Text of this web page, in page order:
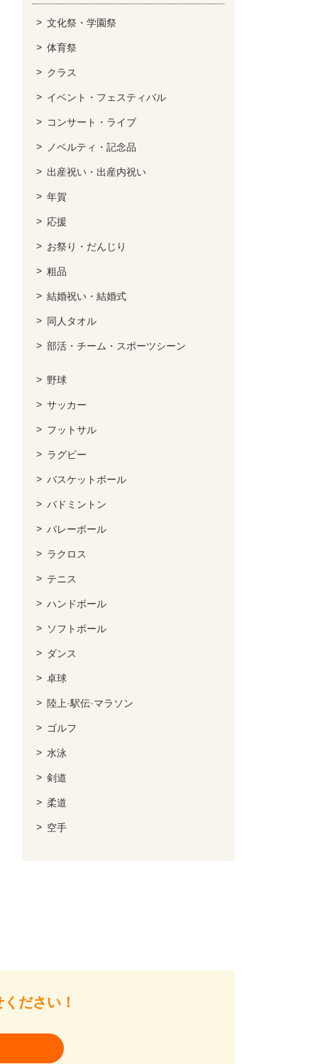
文化祭・学園祭
体育祭
クラス
イベント・フェスティバル
コンサート・ライブ
ノベルティ・記念品
出産祝い・出産内祝い
年賀
応援
お祭り・だんじり
粗品
結婚祝い・結婚式
同人タオル
部活・チーム・スポーツシーン
野球
サッカー
フットサル
ラグビー
バスケットボール
バドミントン
バレーボール
ラクロス
テニス
ハンドボール
ソフトボール
ダンス
卓球
陸上·駅伝·マラソン
ゴルフ
水泳
剣道
柔道
空手
ださい！